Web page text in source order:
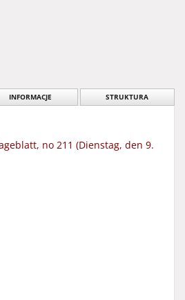
INFORMACJE STRUKTURA
no 211 (Dienstag, den 9.